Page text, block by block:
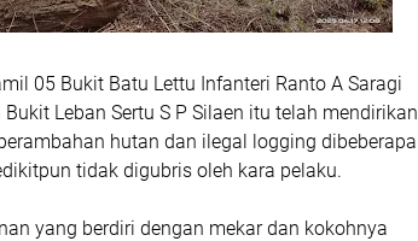
05 Bukit Batu Lettu Infanteri Ranto A Saragi
Leban Sertu S P Silaen itu telah mendirikan
hutan dan ilegal logging dibeberapa
tidak digubris oleh kara pelaku.
yang berdiri dengan mekar dan kokohnya